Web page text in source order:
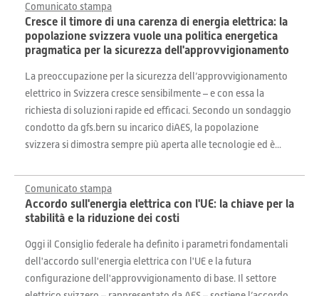
Comunicato stampa
Cresce il timore di una carenza di energia elettrica: la
popolazione svizzera vuole una politica energetica
pragmatica per la sicurezza dell'approvvigionamento
La preoccupazione per la sicurezza dell’approvvigionamento
elettrico in Svizzera cresce sensibilmente – e con essa la
richiesta di soluzioni rapide ed efficaci. Secondo un sondaggio
condotto da gfs.bern su incarico diAES, la popolazione
svizzera si dimostra sempre più aperta alle tecnologie ed è...
Comunicato stampa
Accordo sull'energia elettrica con l'UE: la chiave per la
stabilità e la riduzione dei costi
Oggi il Consiglio federale ha definito i parametri fondamentali
dell'accordo sull'energia elettrica con l'UE e la futura
configurazione dell'approvvigionamento di base. Il settore